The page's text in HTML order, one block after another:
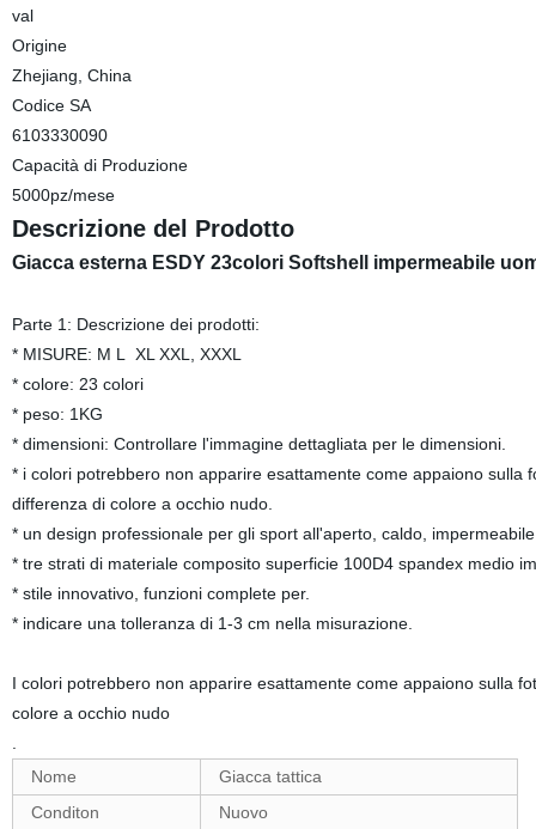
val
Origine
Zhejiang, China
Codice SA
6103330090
Capacità di Produzione
5000pz/mese
Descrizione del Prodotto
Giacca esterna ESDY 23colori Softshell impermeabile
Parte 1: Descrizione dei prodotti:
* MISURE: M L XL XXL, XXXL
* colore: 23 colori
* peso: 1KG
* dimensioni: Controllare l'immagine dettagliata per le dimensioni.
* i colori potrebbero non apparire esattamente come appaiono
differenza di colore a occhio nudo.
* un design professionale per gli sport all'aperto, caldo,
* tre strati di materiale composito superficie 100D4 spandex medio
* stile innovativo, funzioni complete per.
* indicare una tolleranza di 1-3 cm nella misurazione.
I colori potrebbero non apparire esattamente come appaiono sulla
colore a occhio nudo
Nome
Giacca tattica
Conditon
Nuovo